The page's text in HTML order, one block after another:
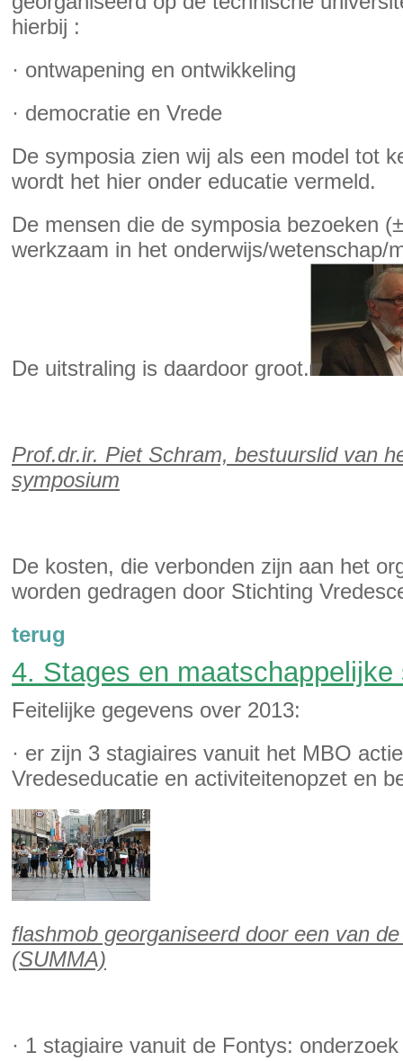
hierbij :
· ontwapening en ontwikkeling
· democratie en Vrede
De symposia zien wij als een model tot
wordt het hier onder educatie vermeld.
De mensen die de symposia bezoeken
werkzaam in het onderwijs/wetenschap/
De uitstraling is daardoor groot.
Prof.dr.ir. Piet Schram, bestuurslid van
symposium
De kosten, die verbonden zijn aan het
worden gedragen door Stichting
terug
4. Stages en maatschappelijke
Feitelijke gegevens over 2013:
· er zijn 3 stagiaires vanuit het MBO
Vredeseducatie en activiteitenopzet en
flashmob georganiseerd door een van
(SUMMA)
· 1 stagiaire vanuit de Fontys: